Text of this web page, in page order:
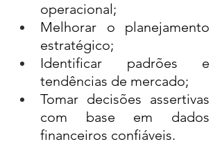
operacional;
Melhorar o planejamento
estratégico;
Identificar padrões e
tendências de mercado;
Tomar decisões assertivas
com base em dados
financeiros confiáveis.